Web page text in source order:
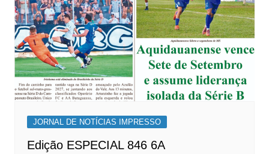
JORNAL DE NOTÍCIAS IMPRESSO
Edição ESPECIAL 846 6A